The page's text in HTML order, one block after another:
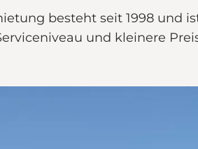
besteht seit 1998 und
und kleinere